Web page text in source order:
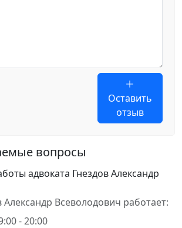
Оставить
отзыв
вопросы
адвоката Гнездов Александр
Александр Всеволодович работает:
- 20:00